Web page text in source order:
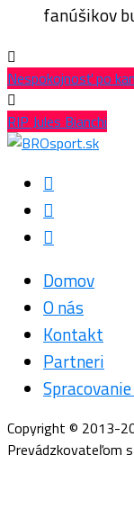
fanúšikov
Nespokojnosť po
RIP Jules Bianchi
Domov
O nás
Kontakt
Partneri
Copyright © 2013-
Prevádzkovateľom